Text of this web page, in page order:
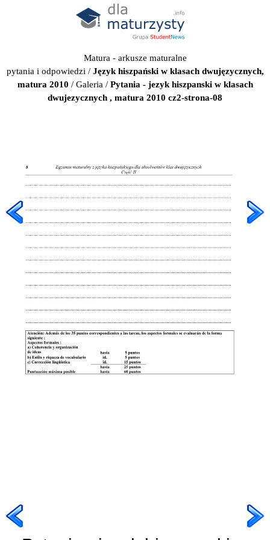
Matura - arkusze maturalne
pytania i odpowiedzi / Język hiszpański w klasach dwujęzycznych,
matura 2010 / Galeria / Pytania - jezyk hiszpanski w klasach
dwujezycznych , matura 2010 cz2-strona-08